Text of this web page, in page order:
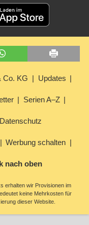
Co. KG Updates
Serien A–Z
Datenschutz
Werbung schalten
nach oben
erhalten wir Provisionen im
keine Mehrkosten für
dieser Website.